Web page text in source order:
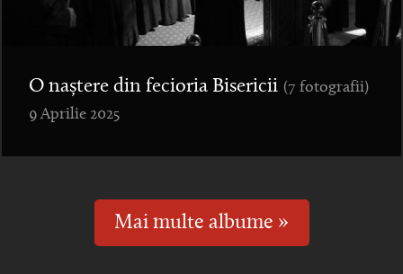
O naștere din fecioria Bisericii (7 fotografii)
9 Aprilie 2025
Mai multe albume »